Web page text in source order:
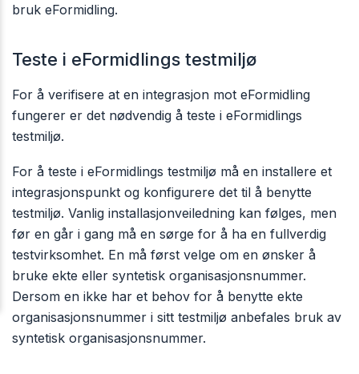
bruk eFormidling.
Teste i eFormidlings testmiljø
For å verifisere at en integrasjon mot eFormidling
fungerer er det nødvendig å teste i eFormidlings
testmiljø.
For å teste i eFormidlings testmiljø må en installere et
integrasjonspunkt og konfigurere det til å benytte
testmiljø. Vanlig installasjonveiledning kan følges, men
før en går i gang må en sørge for å ha en fullverdig
testvirksomhet. En må først velge om en ønsker å
bruke ekte eller syntetisk organisasjonsnummer.
Dersom en ikke har et behov for å benytte ekte
organisasjonsnummer i sitt testmiljø anbefales bruk av
syntetisk organisasjonsnummer.